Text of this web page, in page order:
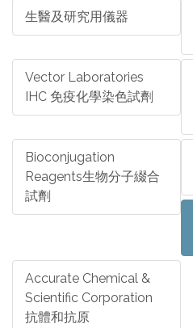
生醫及研究用儀器
Vector Laboratories
IHC 免疫化學染色試劑
Bioconjugation
Reagents生物分子綴合
試劑
Accurate Chemical &
Scientific Corporation
抗體和抗原